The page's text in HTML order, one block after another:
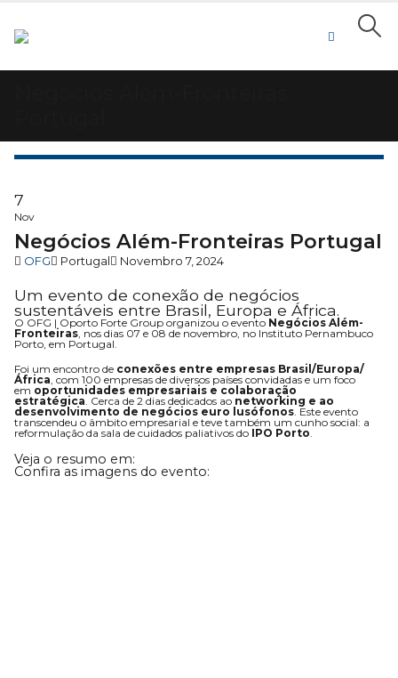
7
Nov
Negócios Além-Fronteiras Portugal
OFG Portugal Novembro 7, 2024
Um evento de conexão de negócios
sustentáveis entre Brasil, Europa e África.
O OFG | Oporto Forte Group organizou o evento Negócios Além-
Fronteiras , nos dias 07 e 08 de novembro, no Instituto Pernambuco
Porto, em Portugal.
Foi um encontro de conexões entre empresas Brasil/Europa/
África , com 100 empresas de diversos países convidadas e um foco
em oportunidades empresariais e colaboração
estratégica . Cerca de 2 dias dedicados ao networking e ao
desenvolvimento de negócios euro lusófonos . Este evento
transcendeu o âmbito empresarial e teve também um cunho social: a
reformulação da sala de cuidados paliativos do IPO Porto
Veja o resumo em:
Confira as imagens do evento: